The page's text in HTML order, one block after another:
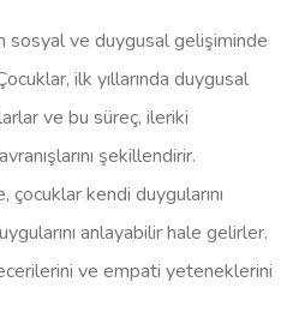
sosyal ve duygusal gelişiminde
ilk yıllarında duygusal
ve bu süreç, ileriki
şekillendirir.
çocuklar kendi duygularını
anlayabilir hale gelirler.
ve empati yeteneklerini